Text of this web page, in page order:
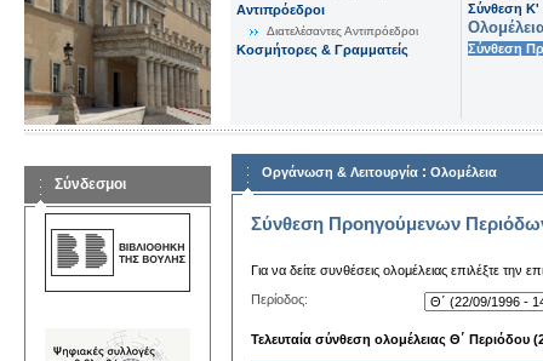
Αντιπρόεδροι
Διατελέσαντες Αντιπρόεδροι
Κοσμήτορες & Γραμματείς
Σύνθεση K'
Σύνθεση
Σύνδεσμοι
Οργάνωση & Λειτουργία : Ολομέλεια
Σύνθεση Προηγούμενων
Για να δείτε συνθέσεις ολομέλειας επιλέξτε την
Περίοδος:
Τελευταία σύνθεση ολομέλειας Θ΄ Περιόδου